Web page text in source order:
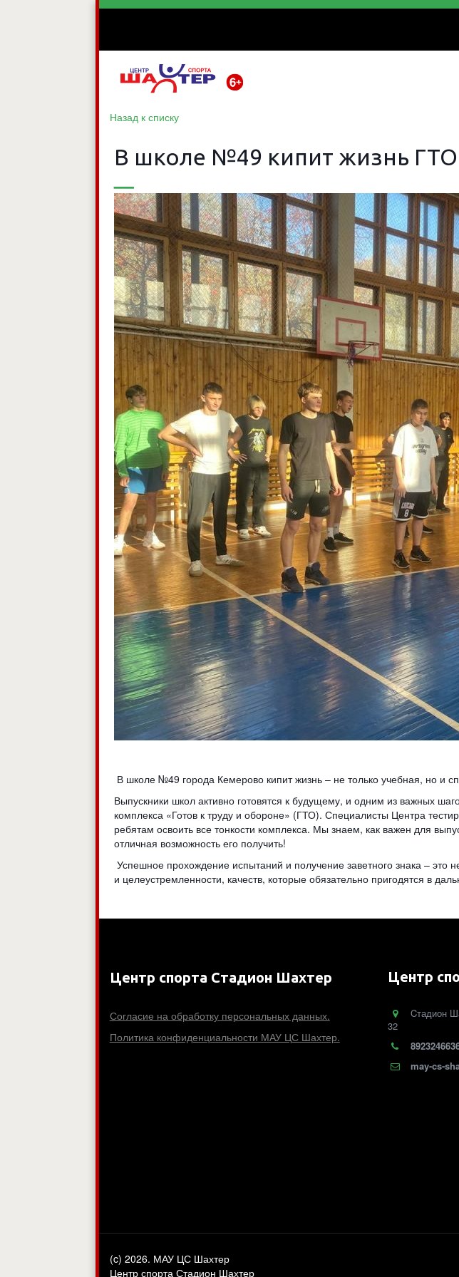
Назад к списку
В школе №49 кипит жизнь ГТО
В школе №49 города Кемерово кипит жизнь – не только учебная, но и
Выпускники школ активно готовятся к будущему, и одним из важных
комплекса «Готов к труду и обороне» (ГТО). Специалисты Центра
ребятам освоить все тонкости комплекса. Мы знаем, как важен для
отличная возможность его получить!
Успешное прохождение испытаний и получение заветного знака – это
и целеустремленности, качеств, которые обязательно пригодятся в
Центр спорта Стадион Шахтер
Согласие на обработку персональных данных.
Политика конфиденциальности МАУ ЦС Шахтер.
Центр
Cтадион
32
may-cs-
(c) 2026. МАУ ЦС Шахтер
Центр спорта Стадион Шахтер